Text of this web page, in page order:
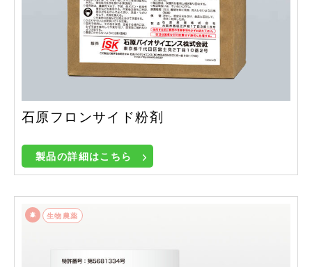
石原フロンサイド粉剤
製品の詳細はこちら
生物農薬